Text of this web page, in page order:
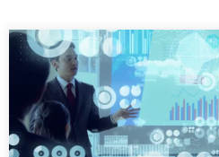
RECHERCHE
Toutes les publications
Asie du Sud-Est
Asie du Nord
Asie du Sud